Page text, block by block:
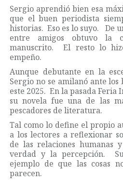
Sergio aprendió bien esa
que el buen periodista
historias. Eso es lo suyo. De
entre amigos obtuvo la
manuscrito. El resto lo
empeño.
Aunque debutante en la
Sergio no se amilanó ante
este 2025. En la pasada
su novela fue una de las
pescadores de literatura.
Tal como lo define el propio
a los lectores a reflexionar
de las relaciones humanas
verdad y la percepción.
ejemplo de que las cosas
parecen.